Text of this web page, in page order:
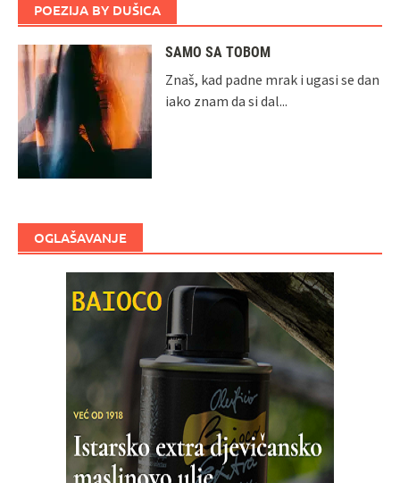
POEZIJA BY DUŠICA
SAMO SA TOBOM
Znaš, kad padne mrak i ugasi se dan
iako znam da si dal...
OGLAŠAVANJE